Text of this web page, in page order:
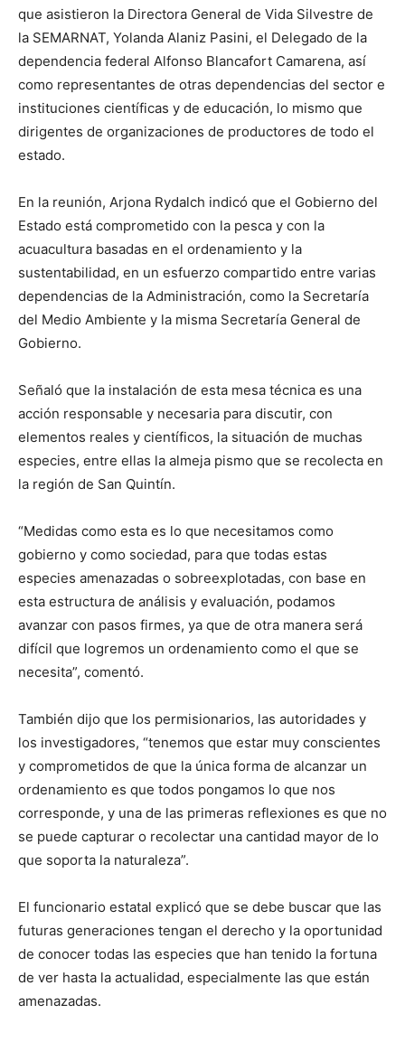
que asistieron la Directora General de Vida Silvestre de
la SEMARNAT, Yolanda Alaniz Pasini, el Delegado de la
dependencia federal Alfonso Blancafort Camarena, así
como representantes de otras dependencias del sector e
instituciones científicas y de educación, lo mismo que
dirigentes de organizaciones de productores de todo el
estado.
En la reunión, Arjona Rydalch indicó que el Gobierno del
Estado está comprometido con la pesca y con la
acuacultura basadas en el ordenamiento y la
sustentabilidad, en un esfuerzo compartido entre varias
dependencias de la Administración, como la Secretaría
del Medio Ambiente y la misma Secretaría General de
Gobierno.
Señaló que la instalación de esta mesa técnica es una
acción responsable y necesaria para discutir, con
elementos reales y científicos, la situación de muchas
especies, entre ellas la almeja pismo que se recolecta en
la región de San Quintín.
“Medidas como esta es lo que necesitamos como
gobierno y como sociedad, para que todas estas
especies amenazadas o sobreexplotadas, con base en
esta estructura de análisis y evaluación, podamos
avanzar con pasos firmes, ya que de otra manera será
difícil que logremos un ordenamiento como el que se
necesita”, comentó.
También dijo que los permisionarios, las autoridades y
los investigadores, “tenemos que estar muy conscientes
y comprometidos de que la única forma de alcanzar un
ordenamiento es que todos pongamos lo que nos
corresponde, y una de las primeras reflexiones es que no
se puede capturar o recolectar una cantidad mayor de lo
que soporta la naturaleza”.
El funcionario estatal explicó que se debe buscar que las
futuras generaciones tengan el derecho y la oportunidad
de conocer todas las especies que han tenido la fortuna
de ver hasta la actualidad, especialmente las que están
amenazadas.